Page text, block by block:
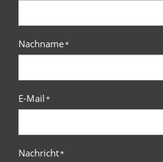
Nachname*
E-Mail*
Nachricht*